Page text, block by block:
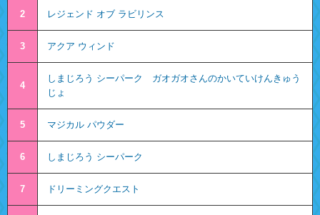
2 レジェンド オブ ラビリンス
3 アクア ウィンド
4
しまじろう シーパーク ガオガオさんのかいていけんきゅう
じょ
5 マジカル パウダー
6 しまじろう シーパーク
7 ドリーミングクエスト